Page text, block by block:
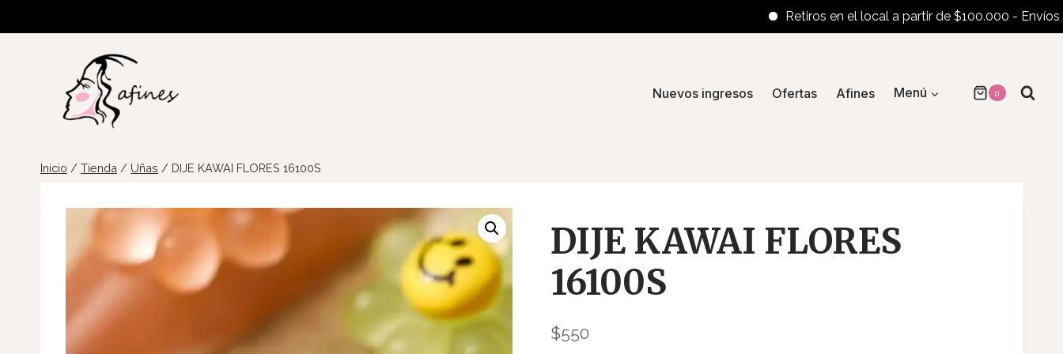
Retiros en el local a partir de $100.000 - Envíos al
Nuevos ingresos Ofertas Afines Menú 0
Inicio / Tienda / Uñas / DIJE KAWAI FLORES 16100S
DIJE KAWAI FLORES
16100S
$550